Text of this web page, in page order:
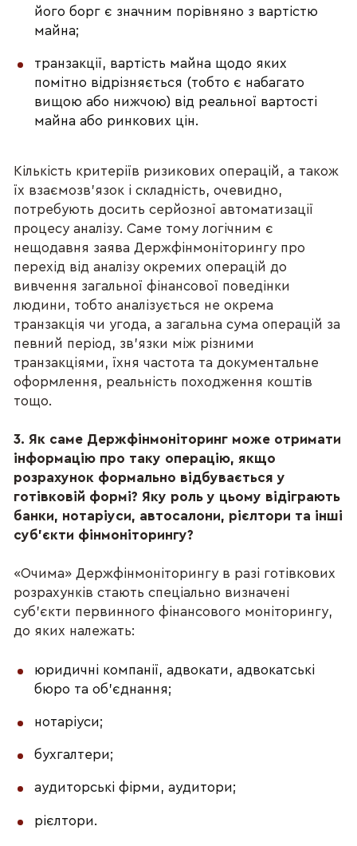
його борг є значним порівняно з вартістю
майна;
транзакції, вартість майна щодо яких
помітно відрізняється (тобто є набагато
вищою або нижчою) від реальної вартості
майна або ринкових цін.
Кількість критеріїв ризикових операцій, а також
їх взаємозв’язок і складність, очевидно,
потребують досить серйозної автоматизації
процесу аналізу. Саме тому логічним є
нещодавня заява Держфінмоніторингу про
перехід від аналізу окремих операцій до
вивчення загальної фінансової поведінки
людини, тобто аналізується не окрема
транзакція чи угода, а загальна сума операцій за
певний період, зв’язки між різними
транзакціями, їхня частота та документальне
оформлення, реальність походження коштів
тощо.
3. Як саме Держфінмоніторинг може отримати
інформацію про таку операцію, якщо
розрахунок формально відбувається у
готівковій формі? Яку роль у цьому відіграють
банки, нотаріуси, автосалони, рієлтори та інші
суб’єкти фінмоніторингу?
«Очима» Держфінмоніторингу в разі готівкових
розрахунків стають спеціально визначені
суб’єкти первинного фінансового моніторингу,
до яких належать:
юридичні компанії, адвокати, адвокатські
бюро та об’єднання;
нотаріуси;
бухгалтери;
аудиторські фірми, аудитори;
рієлтори.